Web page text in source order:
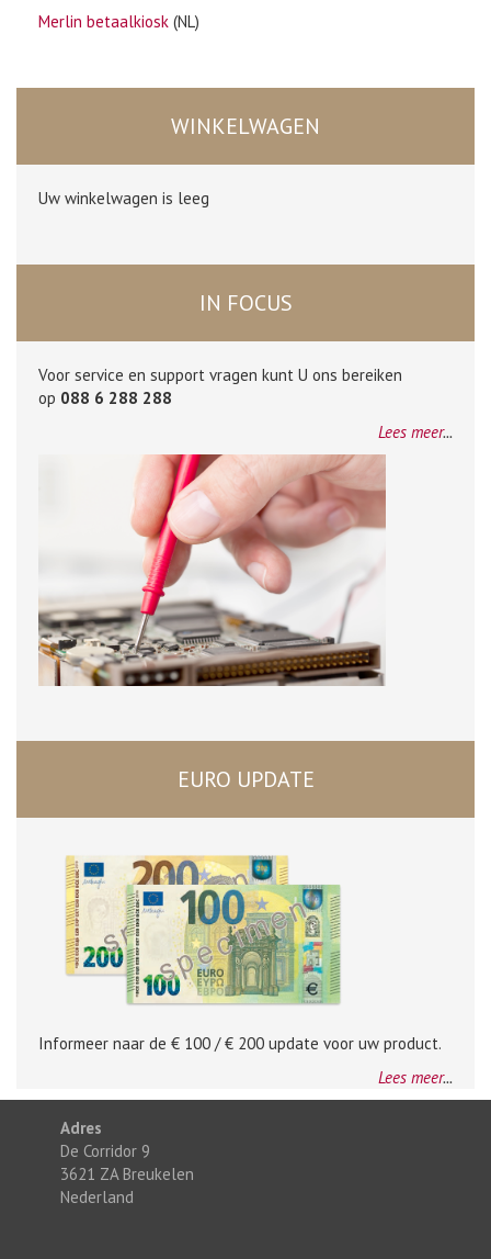
Merlin betaalkiosk (NL)
WINKELWAGEN
Uw winkelwagen is leeg
IN FOCUS
Voor service en support vragen kunt U ons bereiken
op 088 6 288 288
Lees meer...
EURO UPDATE
Informeer naar de € 100 / € 200 update voor uw product.
Lees meer...
Adres
De Corridor 9
3621 ZA Breukelen
Nederland